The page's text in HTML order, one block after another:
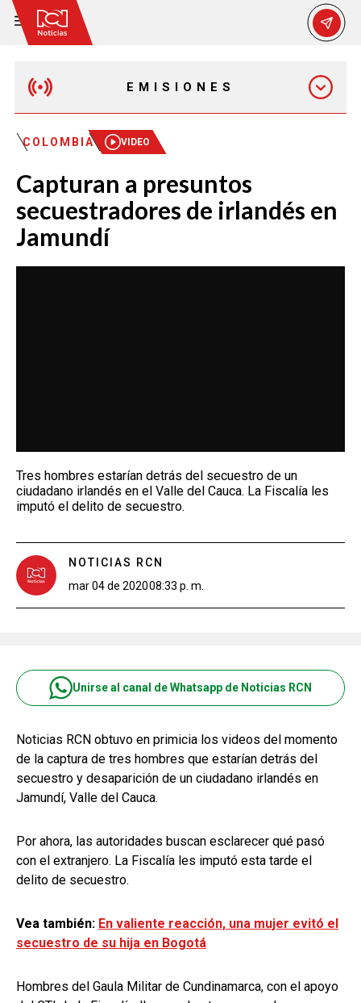
EMISIONES
EMISIÓN 12:30 PM
EMISIÓN 7:00 PM
COLOMBIA VIDEO
Capturan a presuntos
secuestradores de irlandés en
Jamundí
Tres hombres estarían detrás del secuestro de un
ciudadano irlandés en el Valle del Cauca. La Fiscalía les
imputó el delito de secuestro.
NOTICIAS RCN
mar 04 de 202008:33 p. m.
Unirse al canal de Whatsapp de Noticias RCN
Noticias RCN obtuvo en primicia los videos del momento
de la captura de tres hombres que estarían detrás del
secuestro y desaparición de un ciudadano irlandés en
Jamundí, Valle del Cauca.
Por ahora, las autoridades buscan esclarecer qué pasó
con el extranjero. La Fiscalía les imputó esta tarde el
delito de secuestro.
Vea también: En valiente reacción, una mujer evitó el
secuestro de su hija en Bogotá
Hombres del Gaula Militar de Cundinamarca, con el apoyo